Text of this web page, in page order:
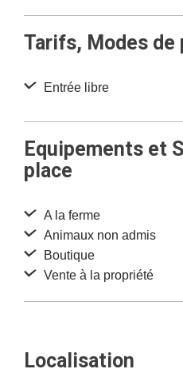
Tarifs, Modes de
Entrée libre
Equipements et
place
A la ferme
Animaux non admis
Boutique
Vente à la propriété
Localisation